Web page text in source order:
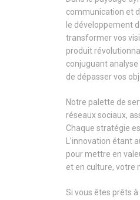
communication et
le développement
transformer vos
produit
conjuguant
de dépasser vos
Notre palette de
réseaux sociaux,
Chaque stratégie
L’innovation
pour mettre en
et en culture, votre
Si vous êtes prêts